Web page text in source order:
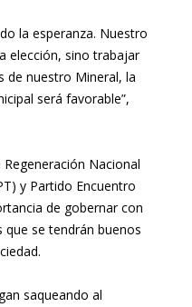
la esperanza. Nuestro
elección, sino trabajar
de nuestro Mineral, la
será favorable”,
Nacional
y Partido Encuentro
de gobernar con
que se tendrán buenos
saqueando al